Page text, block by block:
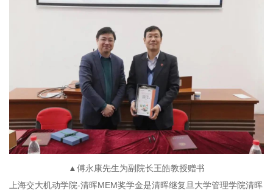
▲傅永康先生为副院长王皓教授赠书
上海交大机动学院-清晖MEM奖学金是清晖继复旦大学管理学院清晖